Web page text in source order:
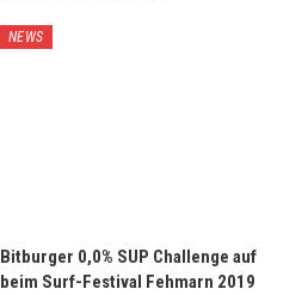
NEWS
Bitburger 0,0% SUP Challenge auf
beim Surf-Festival Fehmarn 2019